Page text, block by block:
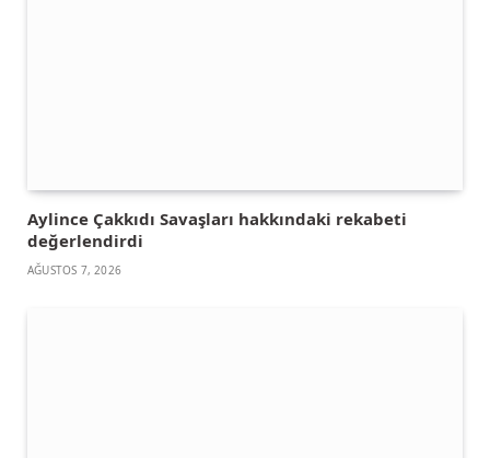
Aylince Çakkıdı Savaşları hakkındaki rekabeti
değerlendirdi
AĞUSTOS 7, 2026